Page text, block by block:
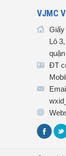
VJMC
Giấy
Lô
ĐT